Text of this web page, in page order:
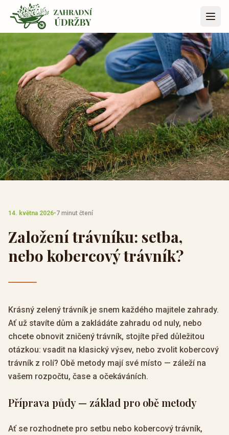
Přeskočit na obsah
14. května 2026•7 minut čtení
Založení trávníku: setba,
nebo kobercový trávník?
Krásný zelený trávník je snem každého majitele zahrady.
Ať už stavíte dům a zakládáte zahradu od nuly, nebo
chcete obnovit zničený trávník, stojíte před důležitou
otázkou: vsadit na klasický výsev, nebo zvolit kobercový
trávník z rolí? Obě metody mají své místo — záleží na
vašem rozpočtu, čase a očekáváních.
Příprava půdy — základ pro obě metody
Ať se rozhodnete pro setbu nebo kobercový trávník,